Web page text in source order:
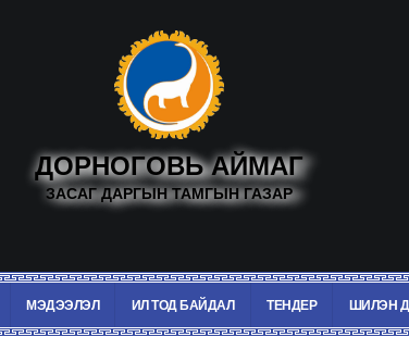
ДОРНОГОВЬ АЙМАГ
ЗАСАГ ДАРГЫН ТАМГЫН ГАЗАР
МЭДЭЭЛЭЛ ИЛ ТОД БАЙДАЛ ТЕНДЕР ШИЛЭН